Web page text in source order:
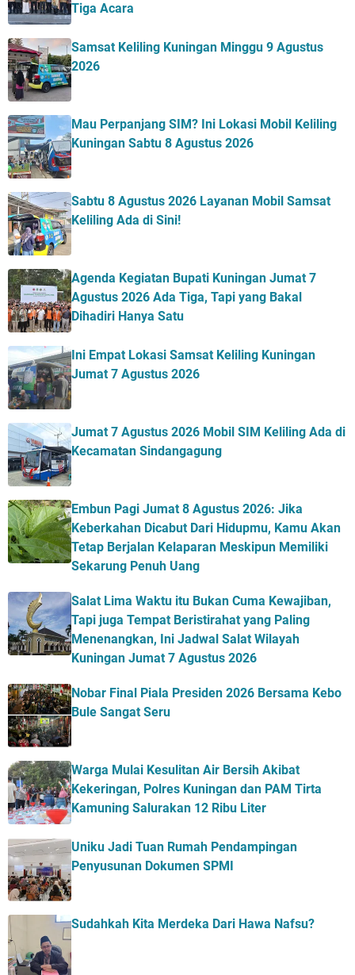
Tiga Acara
Samsat Keliling Kuningan Minggu 9 Agustus
2026
Mau Perpanjang SIM? Ini Lokasi Mobil Keliling
Kuningan Sabtu 8 Agustus 2026
Sabtu 8 Agustus 2026 Layanan Mobil Samsat
Keliling Ada di Sini!
Agenda Kegiatan Bupati Kuningan Jumat 7
Agustus 2026 Ada Tiga, Tapi yang Bakal
Dihadiri Hanya Satu
Ini Empat Lokasi Samsat Keliling Kuningan
Jumat 7 Agustus 2026
Jumat 7 Agustus 2026 Mobil SIM Keliling Ada di
Kecamatan Sindangagung
Embun Pagi Jumat 8 Agustus 2026: Jika
Keberkahan Dicabut Dari Hidupmu, Kamu Akan
Tetap Berjalan Kelaparan Meskipun Memiliki
Sekarung Penuh Uang
Salat Lima Waktu itu Bukan Cuma Kewajiban,
Tapi juga Tempat Beristirahat yang Paling
Menenangkan, Ini Jadwal Salat Wilayah
Kuningan Jumat 7 Agustus 2026
Nobar Final Piala Presiden 2026 Bersama Kebo
Bule Sangat Seru
Warga Mulai Kesulitan Air Bersih Akibat
Kekeringan, Polres Kuningan dan PAM Tirta
Kamuning Salurakan 12 Ribu Liter
Uniku Jadi Tuan Rumah Pendampingan
Penyusunan Dokumen SPMI
Sudahkah Kita Merdeka Dari Hawa Nafsu?